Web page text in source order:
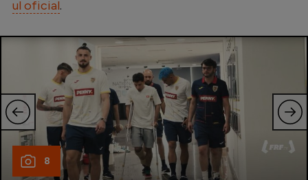
JO 2024
JO 2026
Intră în cont
ul oficial.
8